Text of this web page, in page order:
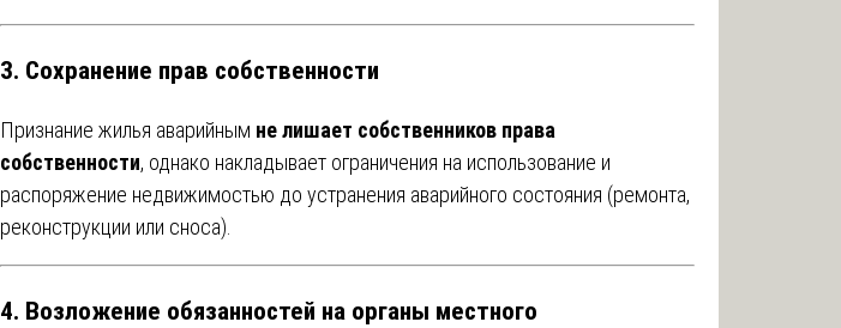
3. Сохранение прав собственности
Признание жилья аварийным не лишает собственников права
собственности, однако накладывает ограничения на использование и
распоряжение недвижимостью до устранения аварийного состояния (ремонта,
реконструкции или сноса).
4. Возложение обязанностей на органы местного